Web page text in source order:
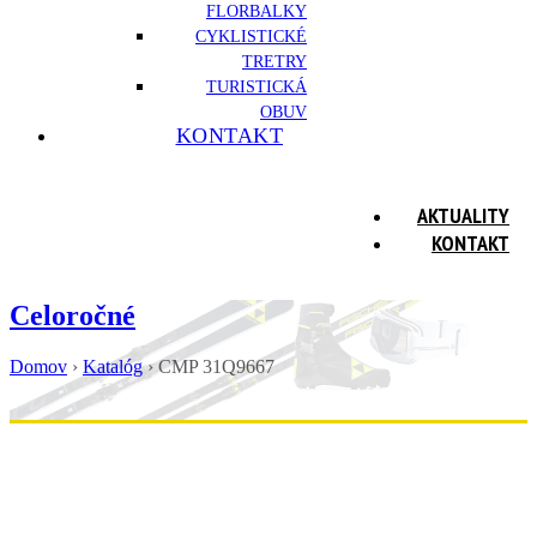
FLORBALKY
CYKLISTICKÉ
TRETRY
TURISTICKÁ
OBUV
KONTAKT
AKTUALITY
KONTAKT
Celoročné
Domov › Katalóg›CMP 31Q9667